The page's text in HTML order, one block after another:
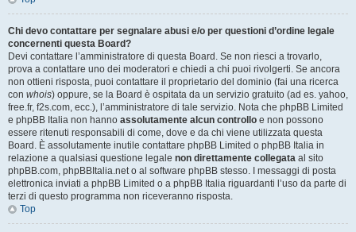
Chi devo contattare per segnalare abusi e/o per questioni d’ordine legale
concernenti questa Board?
Devi contattare l’amministratore di questa Board. Se non riesci a trovarlo,
prova a contattare uno dei moderatori e chiedi a chi puoi rivolgerti. Se ancora
non ottieni risposta, puoi contattare il proprietario del dominio (fai una ricerca
con whois) oppure, se la Board è ospitata da un servizio gratuito (ad es. yahoo,
free.fr, f2s.com, ecc.), l’amministratore di tale servizio. Nota che phpBB Limited
e phpBB Italia non hanno assolutamente alcun controllo e non possono
essere ritenuti responsabili di come, dove e da chi viene utilizzata questa
Board. È assolutamente inutile contattare phpBB Limited o phpBB Italia in
relazione a qualsiasi questione legale non direttamente collegata al sito
phpBB.com, phpBBItalia.net o al software phpBB stesso. I messaggi di posta
elettronica inviati a phpBB Limited o a phpBB Italia riguardanti l’uso da parte di
terzi di questo programma non riceveranno risposta.
Top